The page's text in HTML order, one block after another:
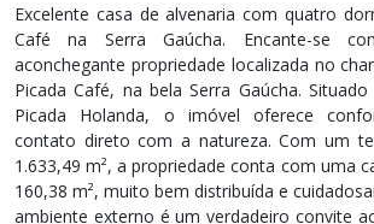
Excelente casa de alvenaria com quatro
Café na Serra Gaúcha. Encante-se
aconchegante propriedade localizada no
Picada Café, na bela Serra Gaúcha.
Picada Holanda, o imóvel oferece
contato direto com a natureza. Com um
1.633,49 m², a propriedade conta com uma
160,38 m², muito bem distribuída e
ambiente externo é um verdadeiro convite